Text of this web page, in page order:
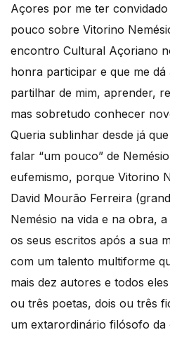
Açores por me ter
pouco sobre Vitorino
encontro Cultural Açoriano
honra participar e que me dá
partilhar de mim, aprender,
mas sobretudo conhecer
Queria sublinhar desde já
falar “um pouco” de
eufemismo, porque Vitorino
David Mourão Ferreira
Nemésio na vida e na obra,
os seus escritos após a sua
com um talento multiforme
mais dez autores e todos
ou três poetas, dois ou três
um extarordinário filósofo